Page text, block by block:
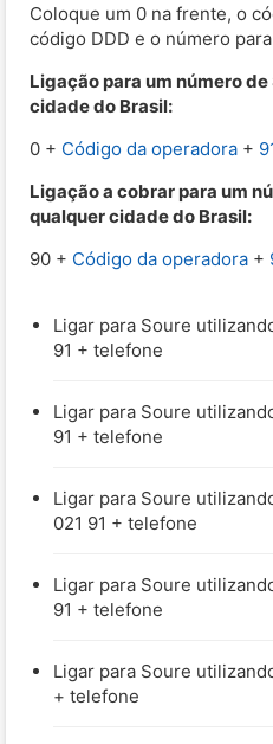
Coloque um 0 na frente, o
código DDD e o número
Ligação para um número
cidade do Brasil:
0 + Código da operadora +
Ligação a cobrar para um
qualquer cidade do Brasil:
90 + Código da operadora +
Ligar para Soure
91 + telefone
Ligar para Soure
91 + telefone
Ligar para Soure
021 91 + telefone
Ligar para Soure
91 + telefone
Ligar para Soure
+ telefone